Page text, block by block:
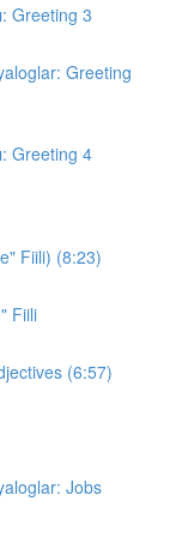
Greeting 3
Greeting
Greeting 4
Fiili) (8:23)
Fiili
(6:57)
Jobs